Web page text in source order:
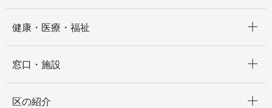
健康・医療・福祉
窓口・施設
区の紹介